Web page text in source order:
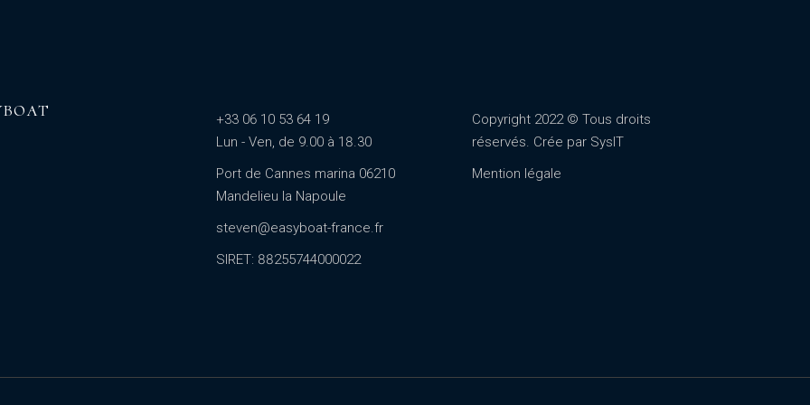
+33 06 10 53 64 19
Lun - Ven, de 9.00 à 18.30
Port de Cannes marina 06210
Mandelieu la Napoule
steven@easyboat-france.fr
SIRET: 88255744000022
Copyright 2022 © Tous droits
réservés. Crée par SysIT
Mention légale